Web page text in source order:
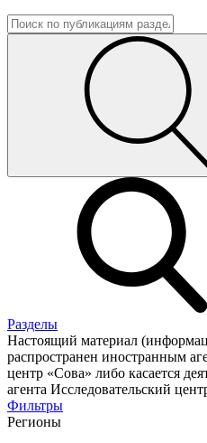
Разделы
Настоящий материал
распространен иностранным
центр «Сова» либо касается
агента Исследовательский
Фильтры
Регионы